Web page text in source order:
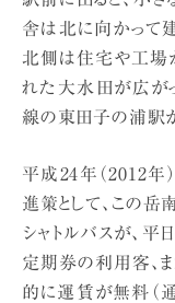
舎は北に向かって
北側は住宅や工場
れた大水田が広が
線の東田子の浦駅
平成24年（2012年
進策として、この
シャトルバスが、
定期券の利用客、
的に運賃が無料（